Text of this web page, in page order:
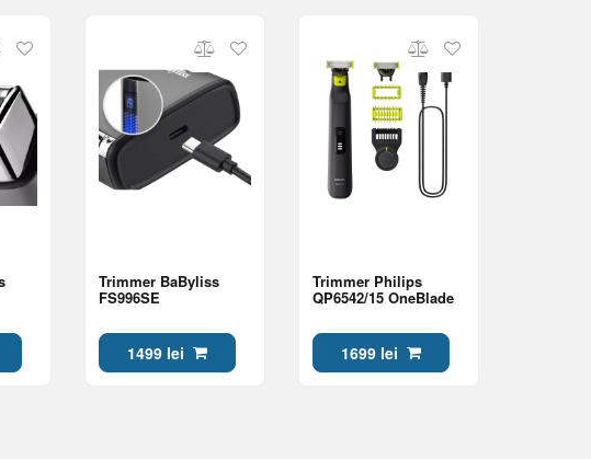
Trimmer BaByliss
FS996SE
1499 lei
Trimmer Philips
QP6542/15 OneBlade
1699 lei